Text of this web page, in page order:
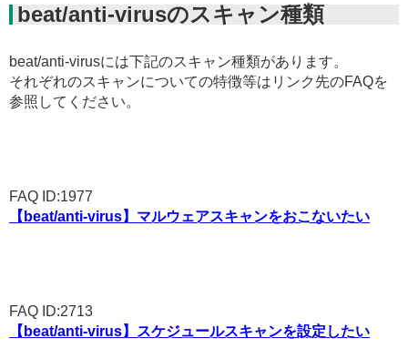
beat/anti-virusのスキャン種類
beat/anti-virusには下記のスキャン種類があります。
それぞれのスキャンについての特徴等はリンク先のFAQを
参照してください。
FAQ ID:1977
【beat/anti-virus】マルウェアスキャンをおこないたい
FAQ ID:2713
【beat/anti-virus】スケジュールスキャンを設定したい